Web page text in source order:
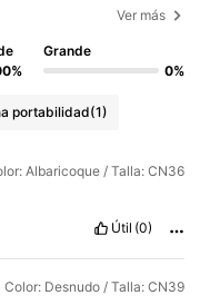
Ver más
Grande
0%
portabilidad(1)
Albaricoque / Talla: CN36
Útil (0)
Color: Desnudo / Talla: CN39